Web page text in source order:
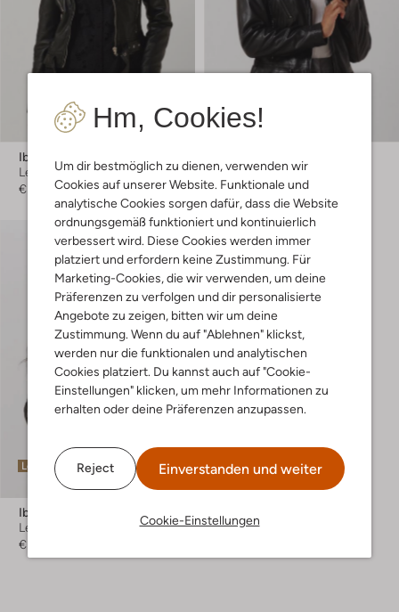
Hm, Cookies!
Um dir bestmöglich zu dienen, verwenden wir
Cookies auf unserer Website. Funktionale und
analytische Cookies sorgen dafür, dass die Website
ordnungsgemäß funktioniert und kontinuierlich
verbessert wird. Diese Cookies werden immer
platziert und erfordern keine Zustimmung. Für
Marketing-Cookies, die wir verwenden, um deine
Präferenzen zu verfolgen und dir personalisierte
Angebote zu zeigen, bitten wir um deine
Zustimmung. Wenn du auf "Ablehnen" klickst,
werden nur die funktionalen und analytischen
Cookies platziert. Du kannst auch auf "Cookie-
Einstellungen" klicken, um mehr Informationen zu
erhalten oder deine Präferenzen anzupassen.
Reject Einverstanden und weiter
Cookie-Einstellungen
Ibana
Lederjacke
€ 219,99
Letzte Größen
Lederjacke
€ 219,95
Letzter Artikel
Ibana
Lederjacke
€ 199,99